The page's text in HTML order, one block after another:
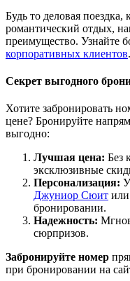
Будь то деловая
романтический отдых,
преимущество. Узнайте
корпоративных клиентов.
Секрет выгодного
Хотите забронировать
цене? Бронируйте
выгодно:
Лучшая цена: Без
эксклюзивные
Персонализация:
Джуниор Сюит
бронировании.
Надежность:
сюрпризов.
Забронируйте номер
при бронировании на